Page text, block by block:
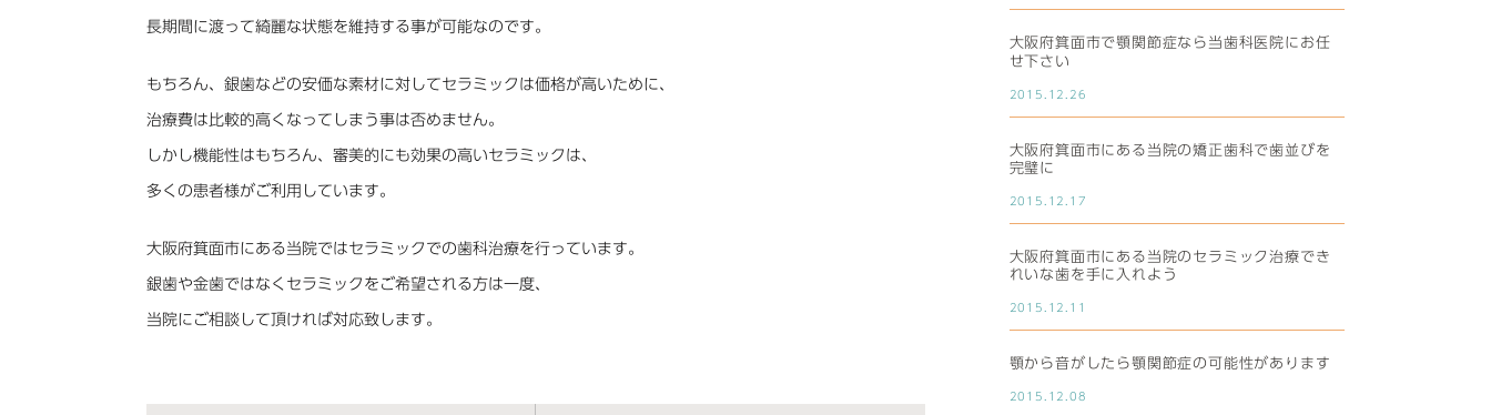
長期間に渡って綺麗な状態を維持する事が可能なのです。
もちろん、銀歯などの安価な素材に対してセラミックは価格が高いために、
治療費は比較的高くなってしまう事は否めません。
しかし機能性はもちろん、審美的にも効果の高いセラミックは、
多くの患者様がご利用しています。
大阪府箕面市にある当院ではセラミックでの歯科治療を行っています。
銀歯や金歯ではなくセラミックをご希望される方は一度、
当院にご相談して頂ければ対応致します。
大阪府箕面市で顎関節症なら当歯科医院にお任
せ下さい
2015.12.26
大阪府箕面市にある当院の矯正歯科で歯並びを
完璧に
2015.12.17
大阪府箕面市にある当院のセラミック治療でき
れいな歯を手に入れよう
2015.12.11
顎から音がしたら顎関節症の可能性があります
2015.12.08